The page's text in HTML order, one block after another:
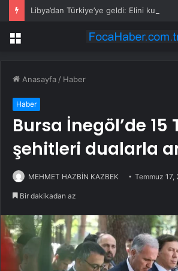
Menü
Anasayfa / Haber
Haber
Bursa İnegöl’de 15
şehitleri dualarla
MEHMET HAZBİN KAZBEK Temmuz 17,
Bir dakikadan az